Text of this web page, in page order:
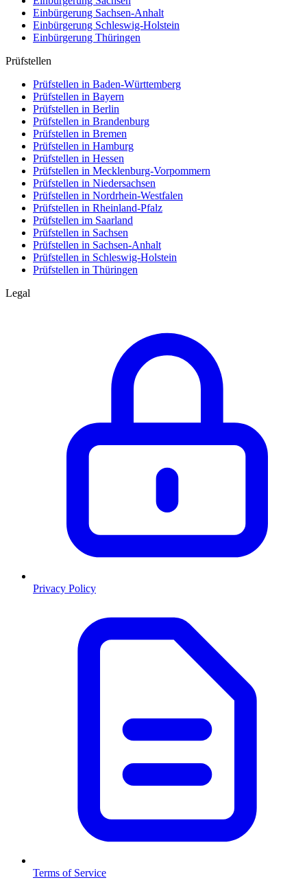
Einbürgerung Sachsen-Anhalt
Einbürgerung Schleswig-Holstein
Einbürgerung Thüringen
Prüfstellen
Prüfstellen in Baden-Württemberg
Prüfstellen in Bayern
Prüfstellen in Berlin
Prüfstellen in Brandenburg
Prüfstellen in Bremen
Prüfstellen in Hamburg
Prüfstellen in Hessen
Prüfstellen in Mecklenburg-Vorpommern
Prüfstellen in Niedersachsen
Prüfstellen in Nordrhein-Westfalen
Prüfstellen in Rheinland-Pfalz
Prüfstellen im Saarland
Prüfstellen in Sachsen
Prüfstellen in Sachsen-Anhalt
Prüfstellen in Schleswig-Holstein
Prüfstellen in Thüringen
Legal
Privacy Policy
Terms of Service